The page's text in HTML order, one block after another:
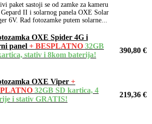
paket sastoji se od zamke za kameru
II i solarnog panela OXE Solar
6V. Rad fotozamke putem solarne...
OXE Spider 4G i
panel + BESPLATNO 32GB
stativ i 8kom baterija!
390,80 €
OXE Viper +
32GB SD kartica, 4
i stativ GRATIS!
219,36 €